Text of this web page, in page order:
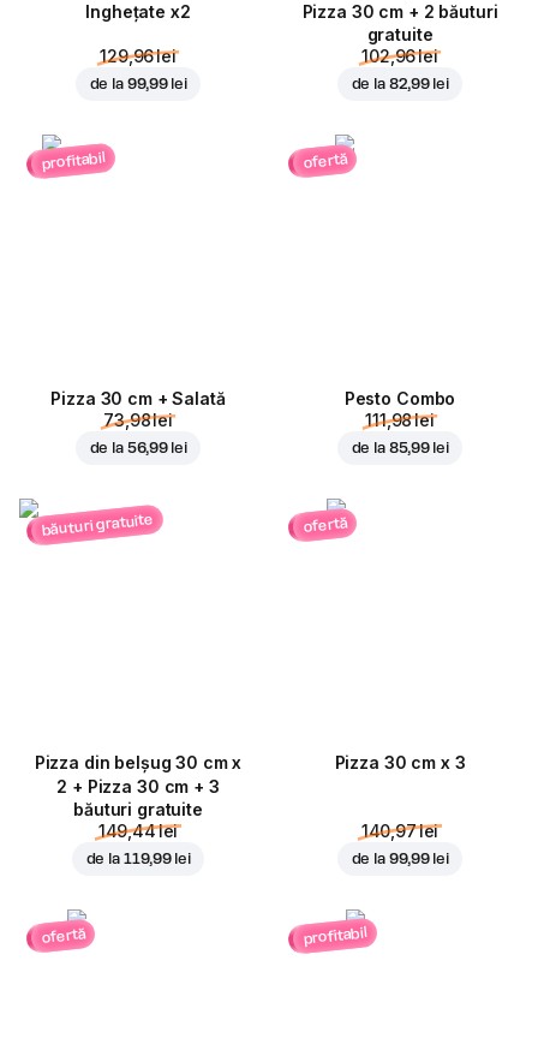
Inghețate x2
129,96 lei
de la 99,99 lei
Pizza 30 cm + 2 băuturi
gratuite
102,96 lei
de la 82,99 lei
profitabil
Pizza 30 cm + Salată
73,98 lei
de la 56,99 lei
ofertă
Pesto Combo
111,98 lei
de la 85,99 lei
băuturi gratuite
Pizza din belșug 30 cm x
2 + Pizza 30 cm + 3
băuturi gratuite
149,44 lei
de la 119,99 lei
ofertă
Pizza 30 cm x 3
140,97 lei
de la 99,99 lei
ofertă profitabil